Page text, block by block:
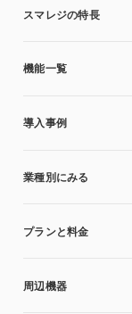
スマレジの特長
機能一覧
導入事例
業種別にみる
プランと料金
周辺機器